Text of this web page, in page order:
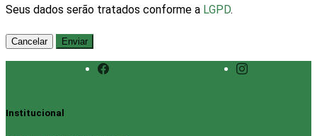
Seus dados serão tratados conforme a LGPD.
Cancelar Enviar
Institucional